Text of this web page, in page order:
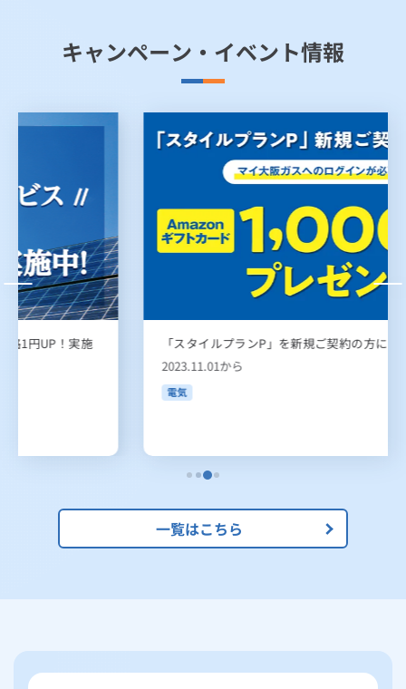
キャンペーン・イベント情報
「スタイルプランP」を新規ご契約の方におトクな特典！
一覧はこちら